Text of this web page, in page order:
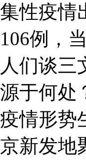
集性疫情
106例，
人们谈
源于何处
疫情形势
京新发地